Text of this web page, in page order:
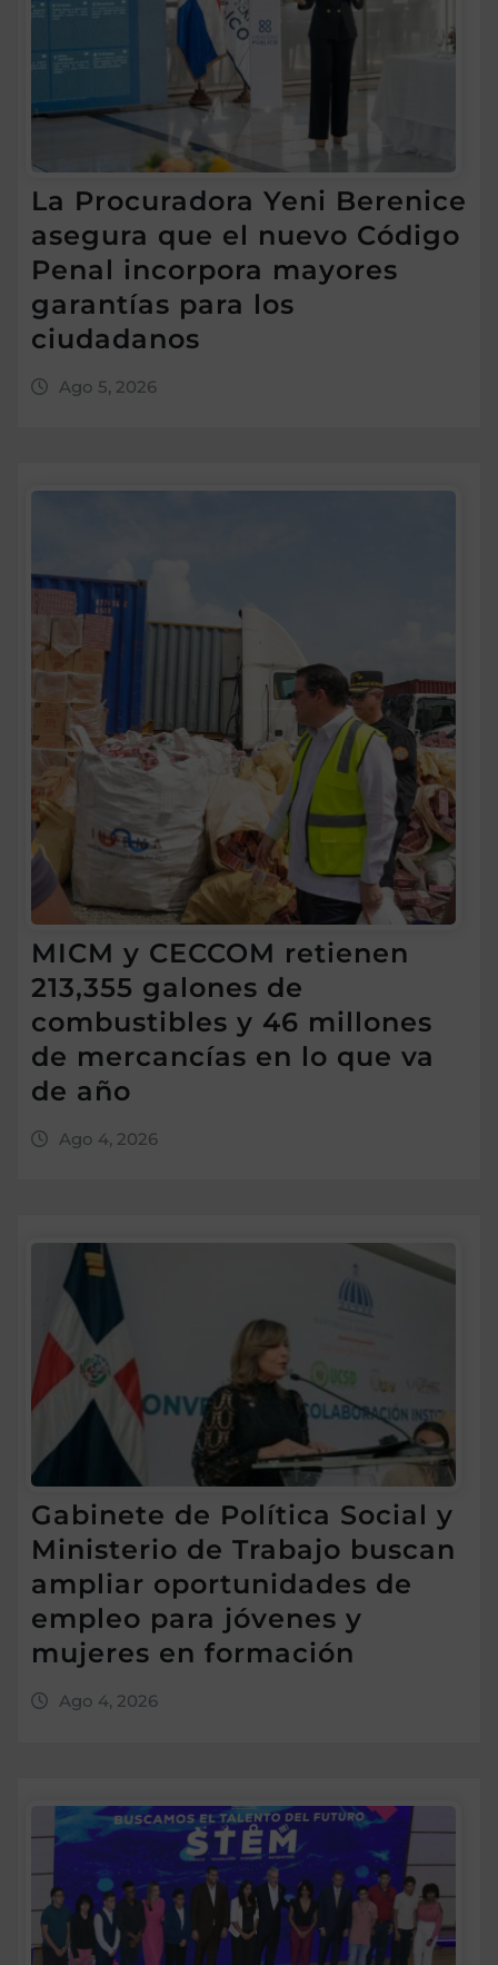
La Procuradora Yeni Berenice
asegura que el nuevo Código
Penal incorpora mayores
garantías para los
ciudadanos
Ago 5, 2026
MICM y CECCOM retienen
213,355 galones de
combustibles y 46 millones
de mercancías en lo que va
de año
Ago 4, 2026
Gabinete de Política Social y
Ministerio de Trabajo buscan
ampliar oportunidades de
empleo para jóvenes y
mujeres en formación
Ago 4, 2026